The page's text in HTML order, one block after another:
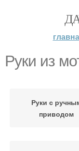
Руки из
Руки с
приводом